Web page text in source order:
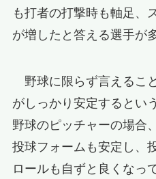
も打者の打撃時も軸足、
が増したと答える選手が
野球に限らず言えるこ
がしっかり安定するとい
野球のピッチャーの場合
投球フォームも安定し、
ロールも自ずと良くなっ